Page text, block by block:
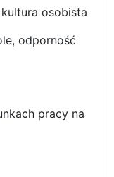
osobista
odporność
pracy na